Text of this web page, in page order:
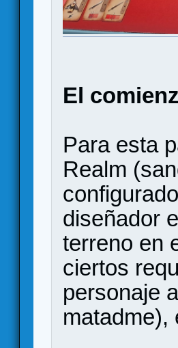
El
Para esta
Realm
diseñador
terreno en
ciertos
personaje
matadme),